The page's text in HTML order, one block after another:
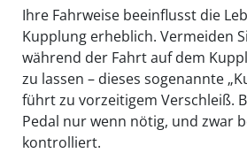
Ihre Fahrweise beeinflusst die
Kupplung erheblich. Vermeiden
während der Fahrt auf dem
zu lassen – dieses sogenannte
führt zu vorzeitigem Verschleiß.
Pedal nur wenn nötig, und zwar
kontrolliert.